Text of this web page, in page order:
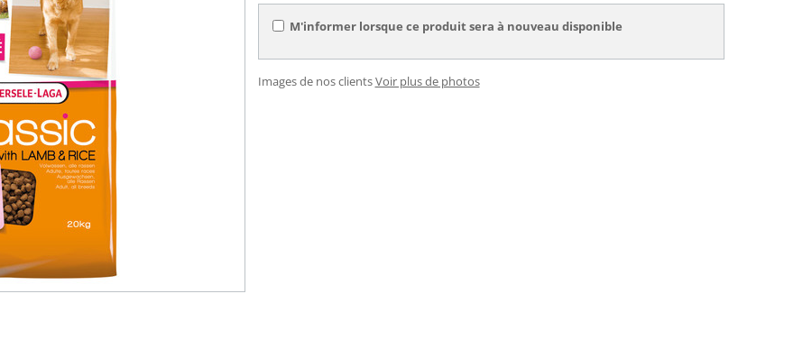
M'informer lorsque ce produit sera à nouveau disponible
Images de nos clientsVoir plus de photos